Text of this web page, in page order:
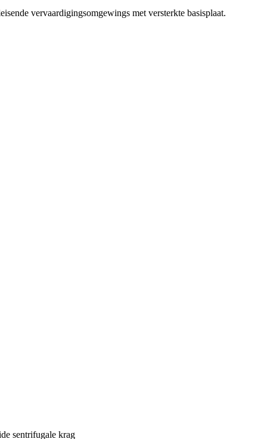
vervaardigingsomgewings met versterkte basisplaat.
sentrifugale krag